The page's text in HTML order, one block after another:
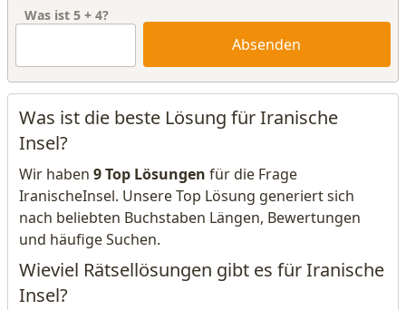
Was ist 5 + 4?
Absenden
Was ist die beste Lösung für Iranische
Insel?
Wir haben 9 Top Lösungen für die Frage
IranischeInsel. Unsere Top Lösung generiert sich
nach beliebten Buchstaben Längen, Bewertungen
und häufige Suchen.
Wieviel Rätsellösungen gibt es für Iranische
Insel?